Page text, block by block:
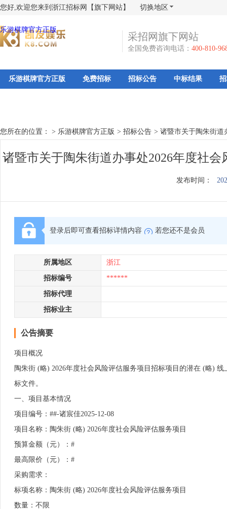
您好,欢迎您来到浙江招标网【旗下网站】 切换地区
乐游棋牌官方正版
采招网旗下网站
全国免费咨询电话： 400-810-
乐游棋牌官方正版 免费招标 招标公告 中标结果
您所在的位置： > 乐游棋牌官方正版 > 招标公告 > 诸暨市关于陶朱街道
诸暨市关于陶朱街道办事处2026年度社
发布时间：
登录后即可查看招标详情内容 若您还不是会员
所属地区 浙江
招标编号 ******
招标代理
招标业主
公告摘要
项目概况
陶朱街 (略) 2026年度社会风险评估服务项目招标项目的潜在 (略)
标文件。
一、项目基本情况
项目编号：##-诸宸佳2025-12-08
项目名称：陶朱街 (略) 2026年度社会风险评估服务项目
预算金额（元）：#
最高限价（元）：#
采购需求：
标项名称：陶朱街 (略) 2026年度社会风险评估服务项目
数量：不限